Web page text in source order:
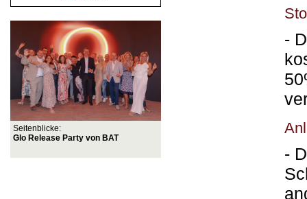
Seitenblicke:
Glo Release Party von BAT
-
-